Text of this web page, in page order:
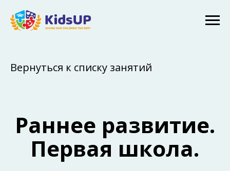
Вернуться к списку занятий
для детей от 1 до 3 лет
Записаться на бесплатное
пробное занятие